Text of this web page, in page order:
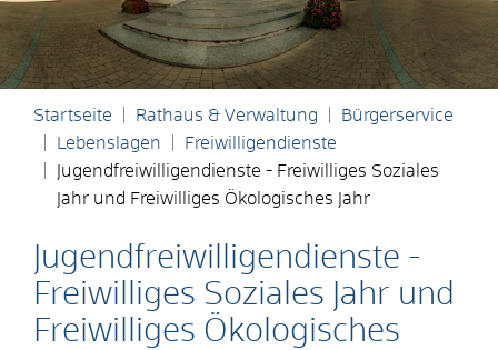
Startseite Rathaus & Verwaltung
Bürgerservice
Lebenslagen
Freiwilligendienste
Jugendfreiwilligendienste - Freiwilliges Soziales
Jahr und Freiwilliges Ökologisches Jahr
Jugendfreiwilligendienste -
Freiwilliges Soziales Jahr und
Freiwilliges Ökologisches